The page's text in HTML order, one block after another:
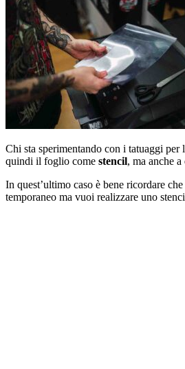
Chi sta sperimentando con i tatuaggi per
quindi il foglio come stencil, ma anche
In quest’ultimo caso è bene ricordare
temporaneo ma vuoi realizzare uno